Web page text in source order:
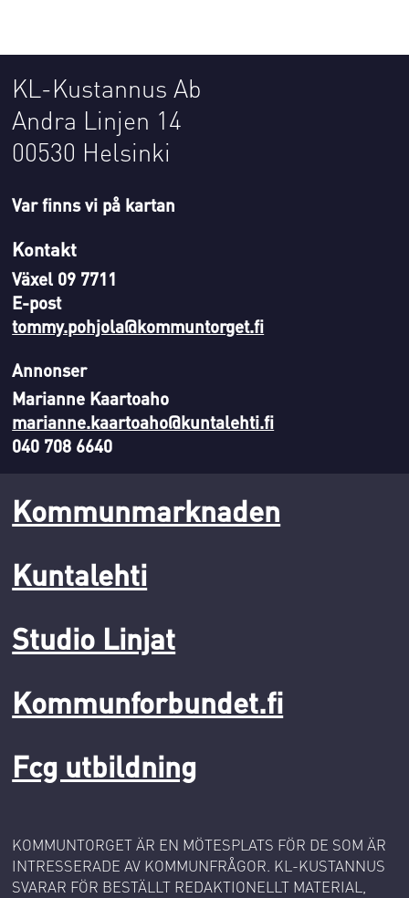
KL-Kustannus Ab
Andra Linjen 14
00530 Helsinki
Var finns vi på kartan
Kontakt
Växel 09 7711
E-post
tommy.pohjola@kommuntorget.fi
Annonser
Marianne Kaartoaho
marianne.kaartoaho@kuntalehti.fi
040 708 6640
Kommunmarknaden
Kuntalehti
Studio Linjat
Kommunforbundet.fi
Fcg utbildning
KOMMUNTORGET ÄR EN MÖTESPLATS FÖR DE SOM ÄR
INTRESSERADE AV KOMMUNFRÅGOR. KL-KUSTANNUS
SVARAR FÖR BESTÄLLT REDAKTIONELLT MATERIAL,